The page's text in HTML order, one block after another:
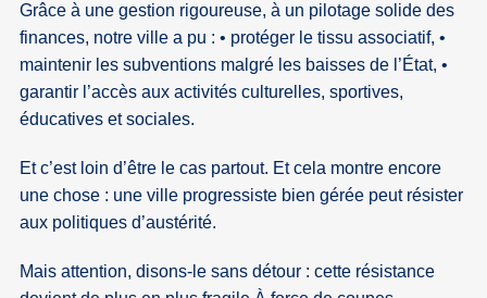
Grâce à une gestion rigoureuse, à un pilotage solide des
finances, notre ville a pu : • protéger le tissu associatif, •
maintenir les subventions malgré les baisses de l’État, •
garantir l’accès aux activités culturelles, sportives,
éducatives et sociales.
Et c’est loin d’être le cas partout. Et cela montre encore
une chose : une ville progressiste bien gérée peut résister
aux politiques d’austérité.
Mais attention, disons-le sans détour : cette résistance